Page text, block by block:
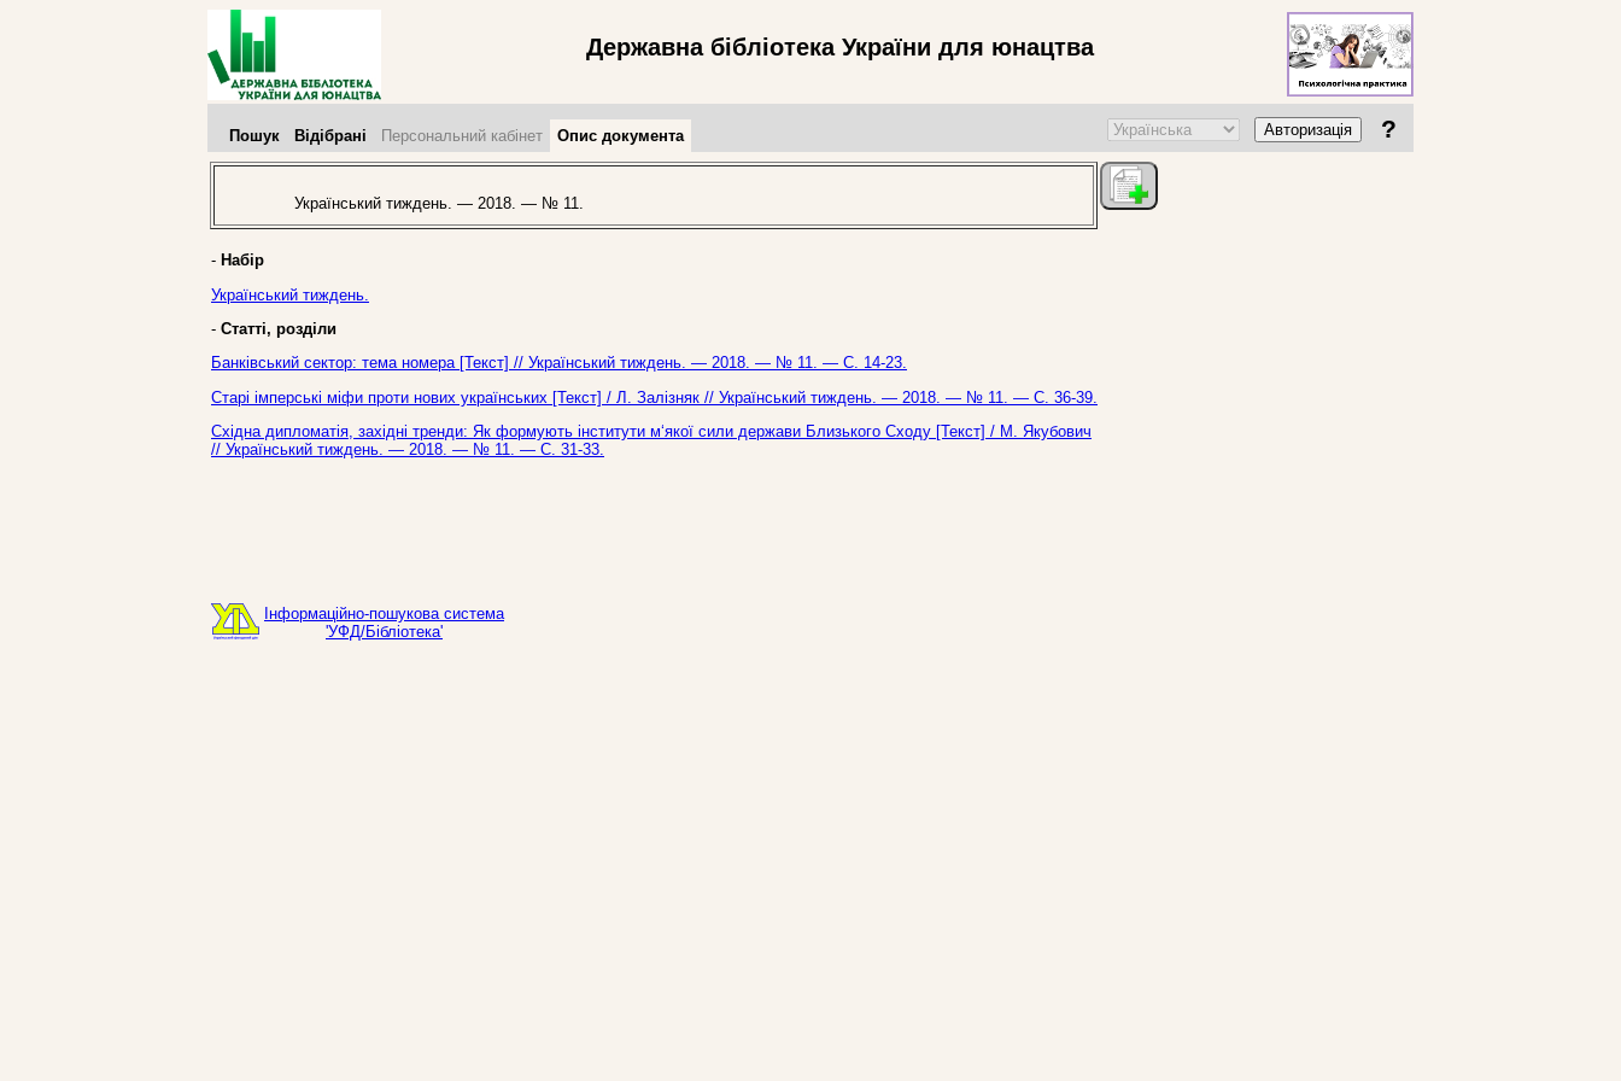
Державна бібліотека України для юнацтва
Пошук Відібрані Персональний кабінет Опис документа Авторизація ?
Український тиждень. — 2018. — № 11.
- Набір
Український тиждень.
- Статті, розділи
Банківський сектор: тема номера [Текст] // Український тиждень. — 2018. — № 11. — С. 14-23.
Старі імперські міфи проти нових українських [Текст] / Л. Залізняк // Український тиждень. — 2018. — № 11. — С. 36-39.
Східна дипломатія, західні тренди: Як формують інститути м‘якої сили держави Близького Сходу [Текст] / М. Якубович
// Український тиждень. — 2018. — № 11. — С. 31-33.
Інформаційно-пошукова система
'УФД/Бібліотека'